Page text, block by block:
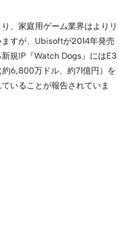
、家庭用ゲーム業界はよりリ
すが、Ubisoftが2014年発売
規IP『Watch Dogs』にはE3
6,800万ドル、約71億円）を
いることが報告されていま